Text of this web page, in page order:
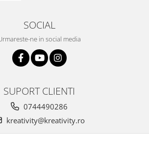
SOCIAL
ne in social media
SUPORT CLIENTI
0744490286
kreativity@kreativity.ro